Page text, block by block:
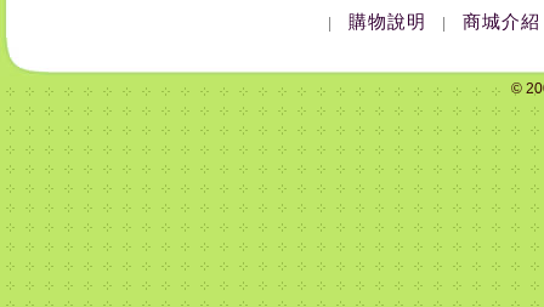
購物說明 商城介紹
©